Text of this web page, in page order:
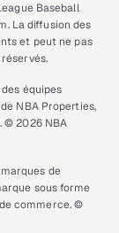
Baseball
La diffusion des
et peut ne pas
équipes
NBA Properties,
© 2026 NBA
marques de
sous forme
commerce. ©